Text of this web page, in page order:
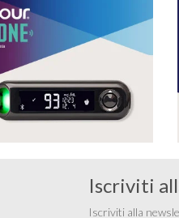
Iscriviti
Iscriviti alla